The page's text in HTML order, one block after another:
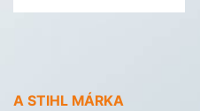
A STIHL MÁRKA